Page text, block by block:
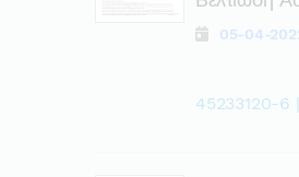
05-04-
45233120-6